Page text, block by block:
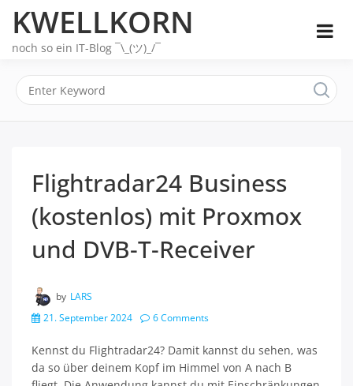
content
KWELLKORN
noch so ein IT-Blog ¯\_(ツ)_/¯
Flightradar24 Business
(kostenlos) mit Proxmox
und DVB-T-Receiver
by LARS
21. September 2024
6 Comments
Kennst du Flightradar24? Damit kannst du sehen, was
da so über deinem Kopf im Himmel von A nach B